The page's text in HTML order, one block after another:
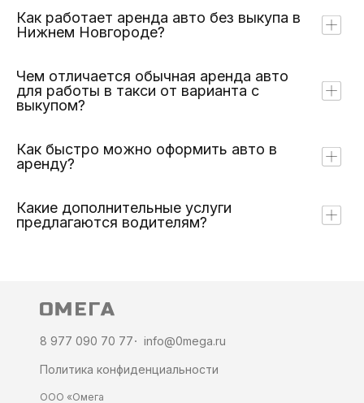
Как работает аренда авто без выкупа в
Нижнем Новгороде?
Чем отличается обычная аренда авто
для работы в такси от варианта с
выкупом?
Как быстро можно оформить авто в
аренду?
Какие дополнительные услуги
предлагаются водителям?
8 977 090 70 77 info@0mega.ru
Политика конфиденциальности
ООО «Омега